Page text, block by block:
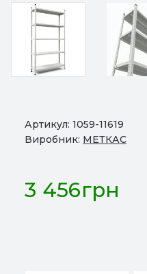
Артикул: 1059-11619
Виробник: МЕТКАС
3 456грн